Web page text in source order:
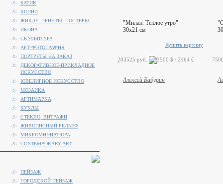
"Милан. Тёплое утро"
30x21 см
Купить картину
203525 руб.
Алексей Бабурин
БАТИК
КОПИИ
ЖИКЛЕ, ПРИНТЫ, ПОСТЕРЫ
ИКОНА
СКУЛЬПТУРА
АРТ-ФОТОГРАФИЯ
ПОРТРЕТЫ НА ЗАКАЗ
ДЕКОРАТИВНОЕ-ПРИКЛАДНОЕ
ИСКУССТВО
ЮВЕЛИРНОЕ ИСКУССТВО
МОЗАИКА
АРТИМАРКА
КУКЛЫ
СТЕКЛО, ВИТРАЖИ
ЖИВОПИСНЫЙ РЕЛЬЕФ
МИКРОМИНИАТЮРА
CONTEMPORARY ART
ПЕЙЗАЖ
ГОРОДСКОЙ ПЕЙЗАЖ